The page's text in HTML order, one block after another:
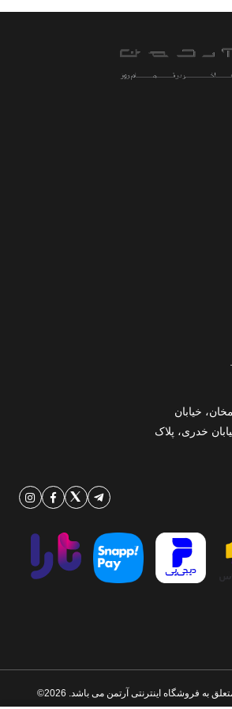
خیابان
خدری، پلاک
به فروشگاه اینترنتی آرتمن می باشد. 2026©